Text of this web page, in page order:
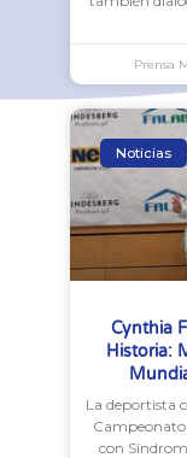
Prensa
Noticias
Cynthia
Historia:
La deportista
con